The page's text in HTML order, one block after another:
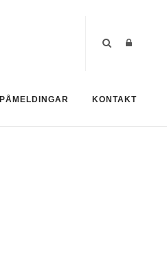
PÅMELDINGAR KONTAKT